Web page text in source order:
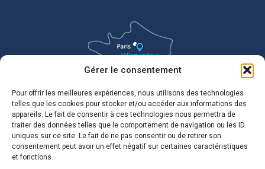
Gérer le consentement
Pour offrir les meilleures expériences, nous utilisons des technologies
telles que les cookies pour stocker et/ou accéder aux informations des
appareils. Le fait de consentir à ces technologies nous permettra de
traiter des données telles que le comportement de navigation ou les ID
uniques sur ce site. Le fait de ne pas consentir ou de retirer son
consentement peut avoir un effet négatif sur certaines caractéristiques
et fonctions.